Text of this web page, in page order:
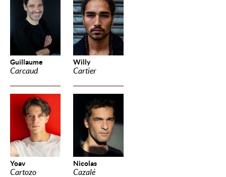
Guillaume
Carcaud
Willy
Cartier
Yoav
Cartozo
Nicolas
Cazalé